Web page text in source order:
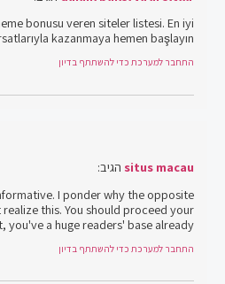
bonusu veren siteler listesi. En iyi
kazanmaya hemen başlayın.
התחבר למערכת כדי להשתתף בדיון
situs macau הגיב:
I ponder why the opposite
this. You should proceed your
you've a huge readers' base already!
התחבר למערכת כדי להשתתף בדיון